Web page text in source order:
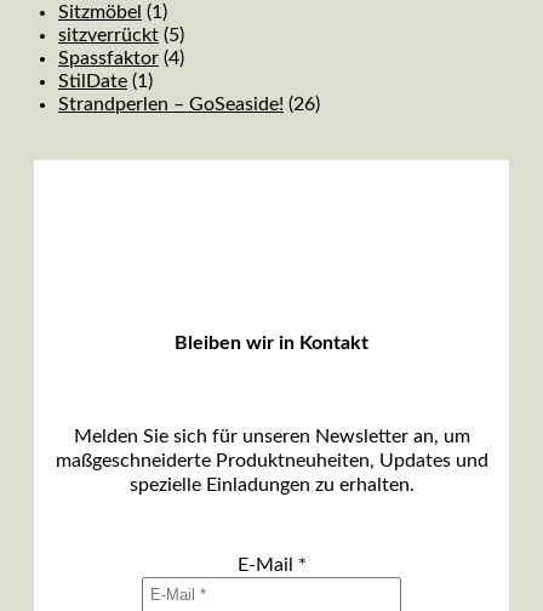
Sitzmöbel (1)
sitzverrückt (5)
Spassfaktor (4)
StilDate (1)
Strandperlen – GoSeaside! (26)
Bleiben wir in Kontakt
Melden Sie sich für unseren Newsletter an, um
maßgeschneiderte Produktneuheiten, Updates und
spezielle Einladungen zu erhalten.
E-Mail *